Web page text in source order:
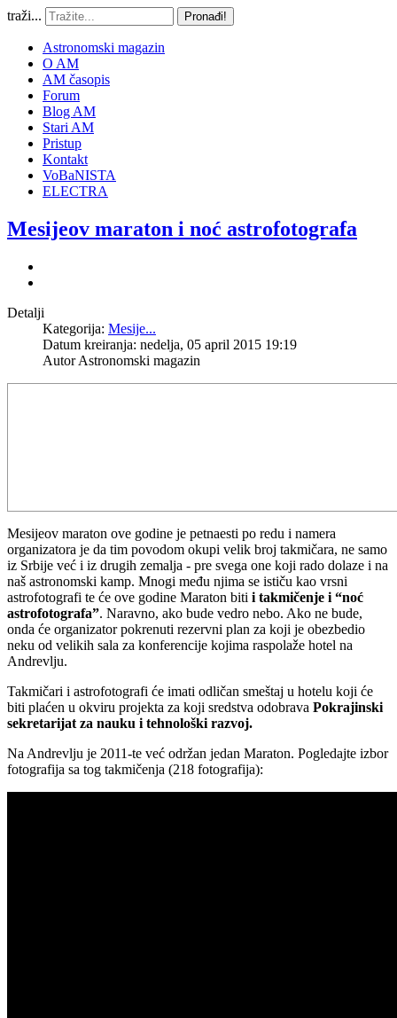
traži... Pronađi!
Astronomski magazin
O AM
AM časopis
Forum
Blog AM
Stari AM
Pristup
Kontakt
VoBaNISTA
ELECTRA
Mesijeov maraton i noć astrofotografa
Detalji
Kategorija: Mesije...
Datum kreiranja: nedelja, 05 april 2015 19:19
AutorAstronomski magazin
Mesijeov maraton ove godine je petnaesti po redu i namera
organizatora je da tim povodom okupi velik broj takmičara, ne samo
iz Srbije već i iz drugih zemalja - pre svega one koji rado dolaze i na
naš astronomski kamp. Mnogi među njima se ističu kao vrsni
astrofotografi te će ove godine Maraton biti i takmičenje i “noć
astrofotografa”. Naravno, ako bude vedro nebo. Ako ne bude,
onda će organizator pokrenuti rezervni plan za koji je obezbedio
neku od velikih sala za konferencije kojima raspolaže hotel na
Andrevlju.
Takmičari i astrofotografi će imati odličan smeštaj u hotelu koji će
biti plaćen u okviru projekta za koji sredstva odobrava Pokrajinski
sekretarijat za nauku i tehnološki razvoj.
Na Andrevlju je 2011-te već održan jedan Maraton. Pogledajte izbor
fotografija sa tog takmičenja (218 fotografija):